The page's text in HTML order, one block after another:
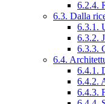
6.2.4.
6.3. Dalla
6.3.1.
6.3.2.
6.3.3.
6.4.
6.4.1.
6.4.2.
6.4.3.